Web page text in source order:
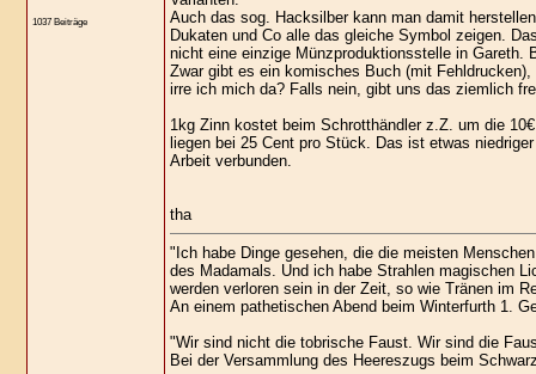
1037 Beiträge
Auch das sog. Hacksilber kann man damit
Dukaten und Co alle das gleiche Symbol zeigen.
nicht eine einzige Münzproduktionsstelle in Gareth.
Zwar gibt es ein komisches Buch (mit
irre ich mich da? Falls nein, gibt uns das ziemlich
1kg Zinn kostet beim Schrotthändler z.Z. um die
liegen bei 25 Cent pro Stück. Das ist etwas
Arbeit verbunden.
tha
"Ich habe Dinge gesehen, die die meisten
des Madamals. Und ich habe Strahlen magischen
werden verloren sein in der Zeit, so wie Tränen im
An einem pathetischen Abend beim Winterfurth 1.
"Wir sind nicht die tobrische Faust. Wir sind die
Bei der Versammlung des Heereszugs beim